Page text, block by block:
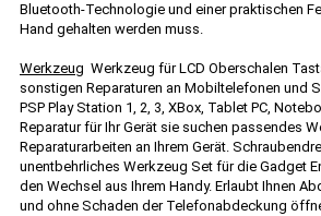
Bluetooth-Technologie und einer praktischen
Hand gehalten werden muss.
Werkzeug Werkzeug für LCD Oberschalen
sonstigen Reparaturen an Mobiltelefonen und
PSP Play Station 1, 2, 3, XBox, Tablet PC,
Reparatur für Ihr Gerät sie suchen passendes
Reparaturarbeiten an Ihrem Gerät.
unentbehrliches Werkzeug Set für die Gadget
den Wechsel aus Ihrem Handy. Erlaubt Ihnen
und ohne Schaden der Telefonabdeckung